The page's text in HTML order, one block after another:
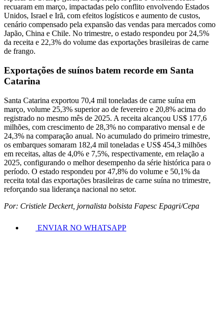
recuaram em março, impactadas pelo conflito envolvendo Estados
Unidos, Israel e Irã, com efeitos logísticos e aumento de custos,
cenário compensado pela expansão das vendas para mercados como
Japão, China e Chile. No trimestre, o estado respondeu por 24,5%
da receita e 22,3% do volume das exportações brasileiras de carne
de frango.
Exportações de suínos batem recorde em Santa
Catarina
Santa Catarina exportou 70,4 mil toneladas de carne suína em
março, volume 25,3% superior ao de fevereiro e 20,8% acima do
registrado no mesmo mês de 2025. A receita alcançou US$ 177,6
milhões, com crescimento de 28,3% no comparativo mensal e de
24,3% na comparação anual. No acumulado do primeiro trimestre,
os embarques somaram 182,4 mil toneladas e US$ 454,3 milhões
em receitas, altas de 4,0% e 7,5%, respectivamente, em relação a
2025, configurando o melhor desempenho da série histórica para o
período. O estado respondeu por 47,8% do volume e 50,1% da
receita total das exportações brasileiras de carne suína no trimestre,
reforçando sua liderança nacional no setor.
Por: Cristiele Deckert, jornalista bolsista Fapesc Epagri/Cepa
ENVIAR NO WHATSAPP